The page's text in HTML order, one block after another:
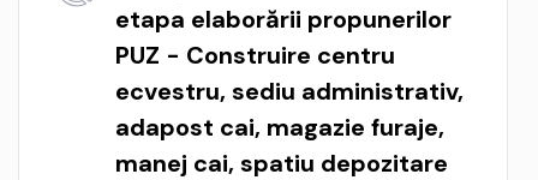
etapa elaborării propunerilor
PUZ - Construire centru
ecvestru, sediu administrativ,
adapost cai, magazie furaje,
manej cai, spatiu depozitare